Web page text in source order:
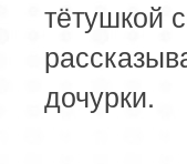
тётушкой
дочурки.